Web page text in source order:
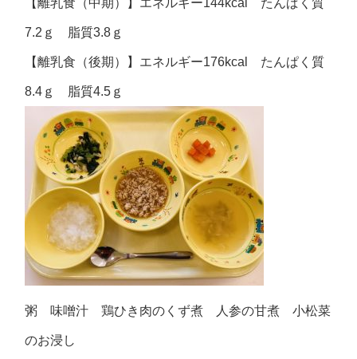
【離乳食（中期）】エネルギー144kcal たんぱく質
7.2ｇ 脂質3.8ｇ
【離乳食（後期）】エネルギー176kcal たんぱく質
8.4ｇ 脂質4.5ｇ
粥 味噌汁 鶏ひき肉のくず煮 人参の甘煮 小松菜
のお浸し